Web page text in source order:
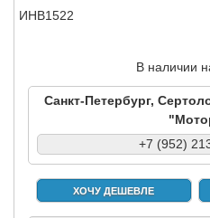
ИНВ1522
В наличии
Санкт-Петербург,
+7 (952)
ХОЧУ ДЕШЕВЛЕ